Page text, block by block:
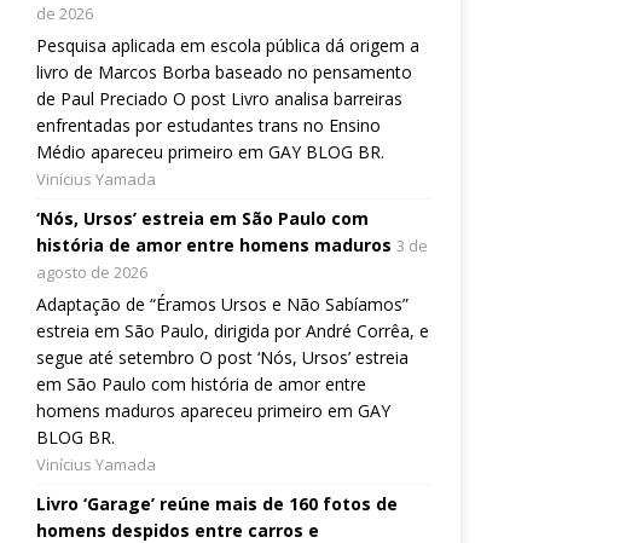
de 2026
Pesquisa aplicada em escola pública dá origem a
livro de Marcos Borba baseado no pensamento
de Paul Preciado O post Livro analisa barreiras
enfrentadas por estudantes trans no Ensino
Médio apareceu primeiro em GAY BLOG BR.
Vinícius Yamada
‘Nós, Ursos’ estreia em São Paulo com
história de amor entre homens maduros 3 de
agosto de 2026
Adaptação de “Éramos Ursos e Não Sabíamos”
estreia em São Paulo, dirigida por André Corrêa, e
segue até setembro O post ‘Nós, Ursos’ estreia
em São Paulo com história de amor entre
homens maduros apareceu primeiro em GAY
BLOG BR.
Vinícius Yamada
Livro ‘Garage’ reúne mais de 160 fotos de
homens despidos entre carros e